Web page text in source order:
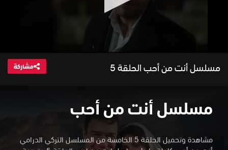
مسلسل أنت من أحب الحلقة 5 مشاركة
مسلسل أنت من أحب
مشاهدة وتحميل الحلقة 5 الخامسة من المسلسل التركي الدرامي